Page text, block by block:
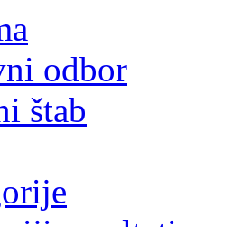
odbor
štab